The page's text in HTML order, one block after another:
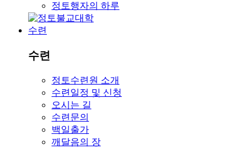
정토행자의 하루
수련
수련
정토수련원 소개
수련일정 및 신청
오시는 길
수련문의
백일출가
깨달음의 장